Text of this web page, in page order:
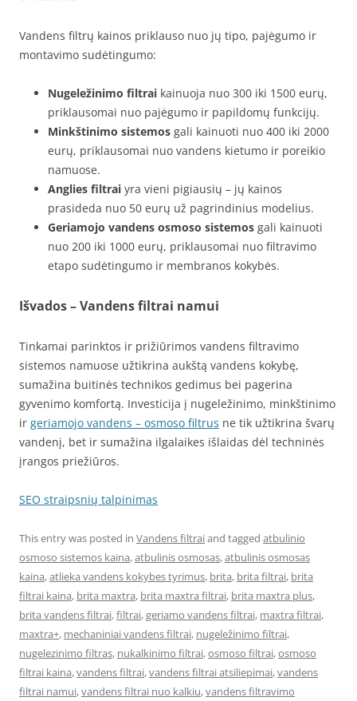
Vandens filtrų kainos priklauso nuo jų tipo, pajėgumo ir
montavimo sudėtingumo:
Nugeležinimo filtrai kainuoja nuo 300 iki 1500 eurų,
priklausomai nuo pajėgumo ir papildomų funkcijų.
Minkštinimo sistemos gali kainuoti nuo 400 iki 2000
eurų, priklausomai nuo vandens kietumo ir poreikio
namuose.
Anglies filtrai yra vieni pigiausių – jų kainos
prasideda nuo 50 eurų už pagrindinius modelius.
Geriamojo vandens osmoso sistemos gali kainuoti
nuo 200 iki 1000 eurų, priklausomai nuo filtravimo
etapo sudėtingumo ir membranos kokybės.
Išvados – Vandens filtrai namui
Tinkamai parinktos ir prižiūrimos vandens filtravimo
sistemos namuose užtikrina aukštą vandens kokybę,
sumažina buitinės technikos gedimus bei pagerina
gyvenimo komfortą. Investicija į nugeležinimo, minkštinimo
ir geriamojo vandens – osmoso filtrus ne tik užtikrina švarų
vandenį, bet ir sumažina ilgalaikes išlaidas dėl techninės
įrangos priežiūros.
SEO straipsnių talpinimas
This entry was posted in Vandens filtraiand tagged atbulinio
osmoso sistemos kaina,atbulinis osmosas,atbulinis osmosas
kaina,atlieka vandens kokybes tyrimus, brita, brita filtrai, brita
filtrai kaina, brita maxtra, brita maxtra filtrai, brita maxtra plus,
brita vandens filtrai,filtrai,geriamo vandens filtrai, maxtra filtrai,
maxtra+, mechaniniai vandens filtrai, nugeležinimo filtrai,
nugelezinimo filtras, nukalkinimo filtrai,osmoso filtrai,osmoso
filtrai kaina,vandens filtrai,vandens filtrai atsiliepimai,vandens
filtrai namui,vandens filtrai nuo kalkiu,vandens filtravimo